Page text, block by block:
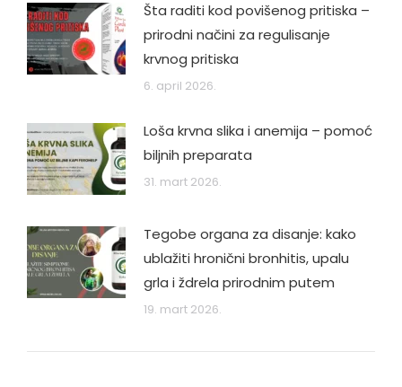
Šta raditi kod povišenog pritiska –
prirodni načini za regulisanje
krvnog pritiska
6. april 2026.
Loša krvna slika i anemija – pomoć
biljnih preparata
31. mart 2026.
Tegobe organa za disanje: kako
ublažiti hronični bronhitis, upalu
grla i ždrela prirodnim putem
19. mart 2026.